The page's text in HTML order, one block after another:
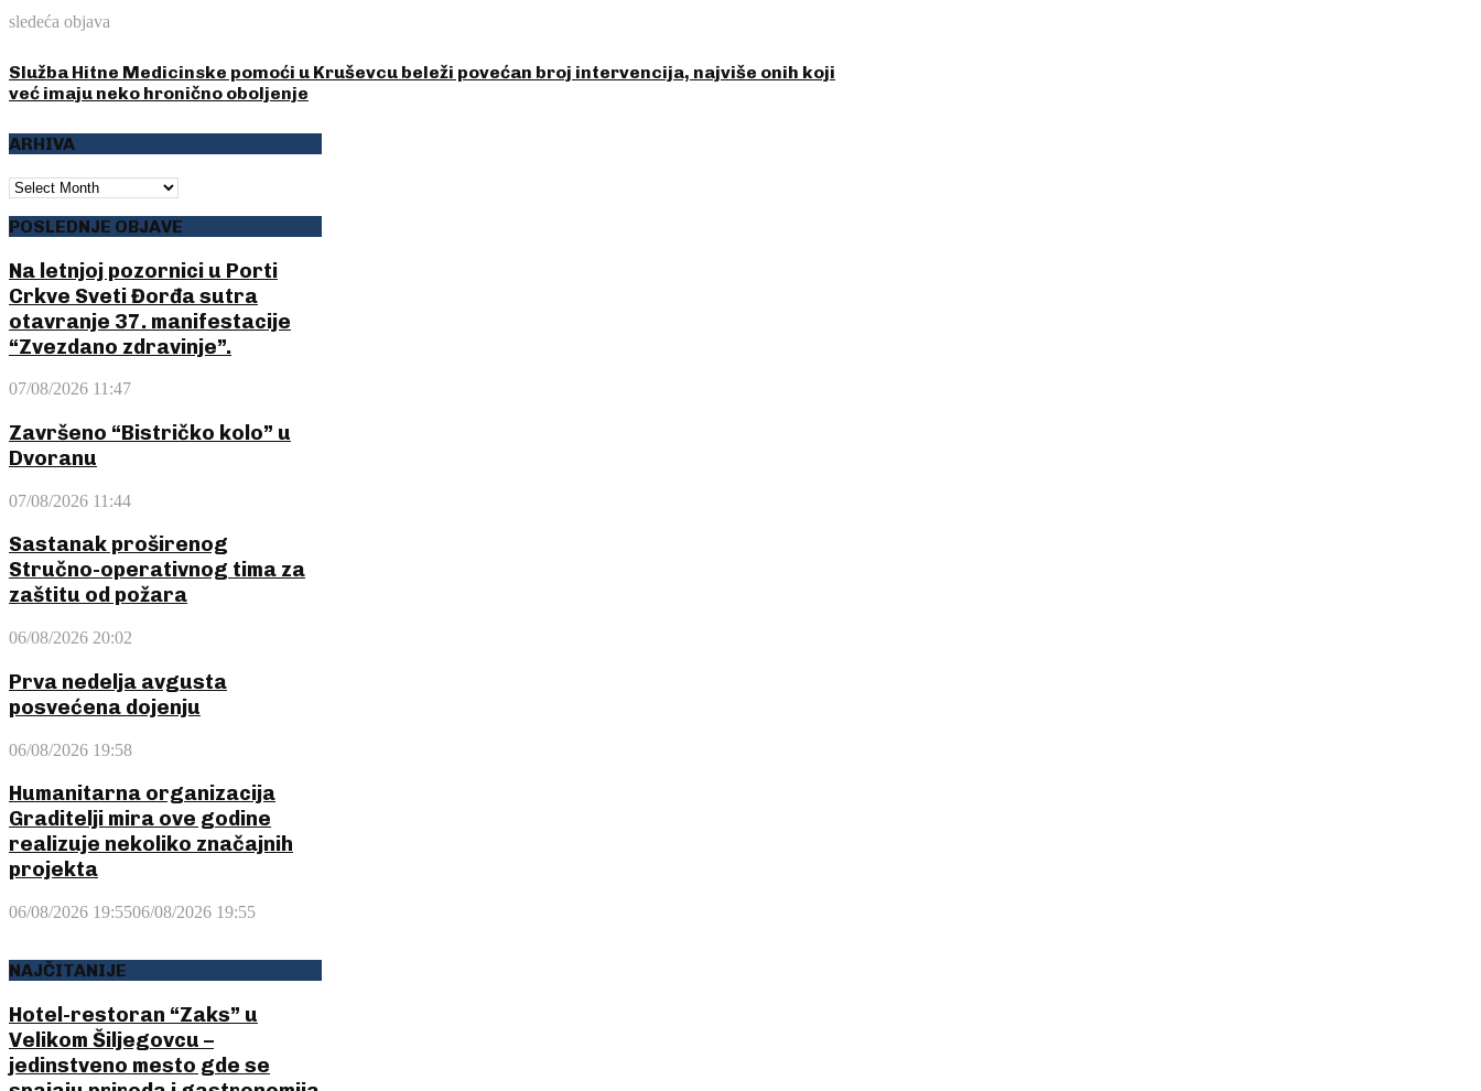
sledeća objava
Služba Hitne Medicinske pomoći u Kruševcu beleži povećan broj intervencija, najviše onih koji
već imaju neko hronično oboljenje
ARHIVA
ARHIVA
POSLEDNJE OBJAVE
Na letnjoj pozornici u Porti
Crkve Sveti Đorđa sutra
otavranje 37. manifestacije
“Zvezdano zdravinje”.
07/08/2026 11:47
Završeno “Bistričko kolo” u
Dvoranu
07/08/2026 11:44
Sastanak proširenog
Stručno-operativnog tima za
zaštitu od požara
06/08/2026 20:02
Prva nedelja avgusta
posvećena dojenju
06/08/2026 19:58
Humanitarna organizacija
Graditelji mira ove godine
realizuje nekoliko značajnih
projekta
06/08/2026 19:5506/08/2026 19:55
NAJČITANIJE
Hotel-restoran “Zaks” u
Velikom Šiljegovcu –
jedinstveno mesto gde se